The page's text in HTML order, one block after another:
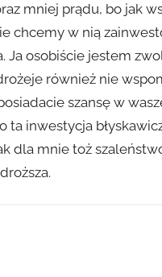
mniej prądu, bo jak
chcemy w nią
Ja osobiście jestem
również nie
szansę w
ta inwestycja
dla mnie toż